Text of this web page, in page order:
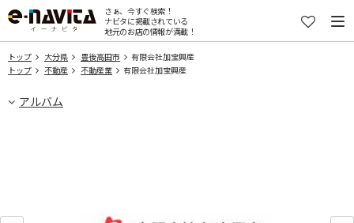
さぁ、今すぐ検索！
ナビタに掲載されている
地元のお店の情報が満載！
トップ 大分県 豊後高田市
有限会社加宝興産
トップ
不動産 不動産業 有限会社加宝興産
アルバム